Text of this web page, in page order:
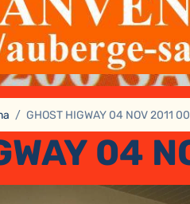
GHOST HIGWAY 04 NOV 2011
04